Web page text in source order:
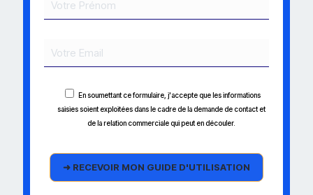
En soumettant ce formulaire, j'accepte que les informations
saisies soient exploitées dans le cadre de la demande de contact et
de la relation commerciale qui peut en découler.